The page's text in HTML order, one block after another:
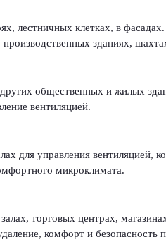
лестничных клетках, в фасадах.
зданиях,
общественных и жилых
вентиляцией.
для управления вентиляцией,
микроклимата.
торговых центрах,
комфорт и безопасность